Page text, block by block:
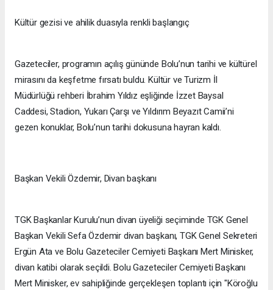
Kültür gezisi ve ahilik duasıyla renkli başlangıç
Gazeteciler, programın açılış gününde Bolu’nun tarihi ve kültürel
mirasını da keşfetme fırsatı buldu. Kültür ve Turizm İl
Müdürlüğü rehberi İbrahim Yıldız eşliğinde İzzet Baysal
Caddesi, Stadion, Yukarı Çarşı ve Yıldırım Beyazıt Camii’ni
gezen konuklar, Bolu’nun tarihi dokusuna hayran kaldı.
Başkan Vekili Özdemir, Divan başkanı
TGK Başkanlar Kurulu’nun divan üyeliği seçiminde TGK Genel
Başkan Vekili Sefa Özdemir divan başkanı, TGK Genel Sekreteri
Ergün Ata ve Bolu Gazeteciler Cemiyeti Başkanı Mert Minisker,
divan katibi olarak seçildi. Bolu Gazeteciler Cemiyeti Başkanı
Mert Minisker, ev sahipliğinde gerçekleşen toplantı için "Köroğlu